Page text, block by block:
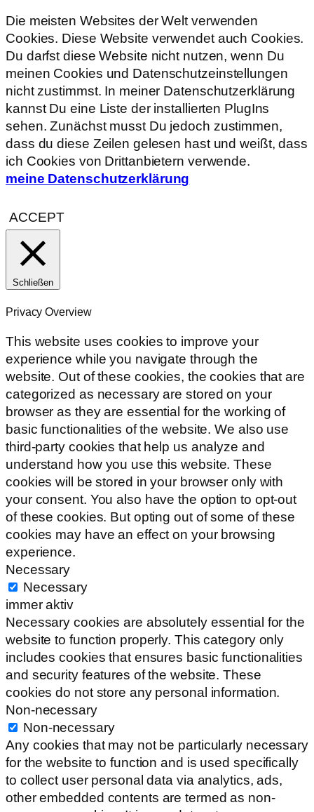
Die meisten Websites der Welt verwenden
Cookies. Diese Website verwendet auch Cookies.
Du darfst diese Website nicht nutzen, wenn Du
meinen Cookies und Datenschutzeinstellungen
nicht zustimmst. In meiner Datenschutzerklärung
kannst Du eine Liste der installierten PlugIns
sehen. Zunächst musst Du jedoch zustimmen,
dass du diese Zeilen gelesen hast und weißt, dass
ich Cookies von Drittanbietern verwende.
meine Datenschutzerklärung
ACCEPT
Schließen
Privacy Overview
This website uses cookies to improve your
experience while you navigate through the
website. Out of these cookies, the cookies that are
categorized as necessary are stored on your
browser as they are essential for the working of
basic functionalities of the website. We also use
third-party cookies that help us analyze and
understand how you use this website. These
cookies will be stored in your browser only with
your consent. You also have the option to opt-out
of these cookies. But opting out of some of these
cookies may have an effect on your browsing
experience.
Necessary
Necessary
immer aktiv
Necessary cookies are absolutely essential for the
website to function properly. This category only
includes cookies that ensures basic functionalities
and security features of the website. These
cookies do not store any personal information.
Non-necessary
Non-necessary
Any cookies that may not be particularly necessary
for the website to function and is used specifically
to collect user personal data via analytics, ads,
other embedded contents are termed as non-